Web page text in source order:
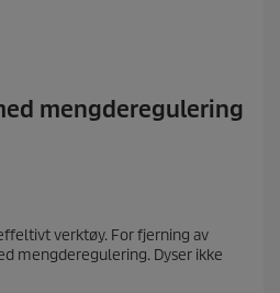
mengderegulering
verktøy. For fjerning av
mengderegulering. Dyser ikke